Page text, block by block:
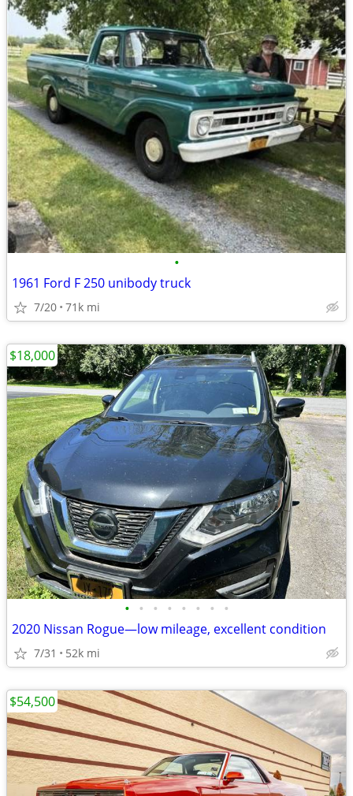
•
1961 Ford F 250 unibody truck
7/20 71k mi
• • • • • • • •
2020 Nissan Rogue—low mileage, excellent condition
7/31 52k mi
$18,000
$54,500